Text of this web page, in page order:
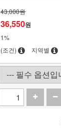
43,000원
36,550원
1%
(조건) 지역별